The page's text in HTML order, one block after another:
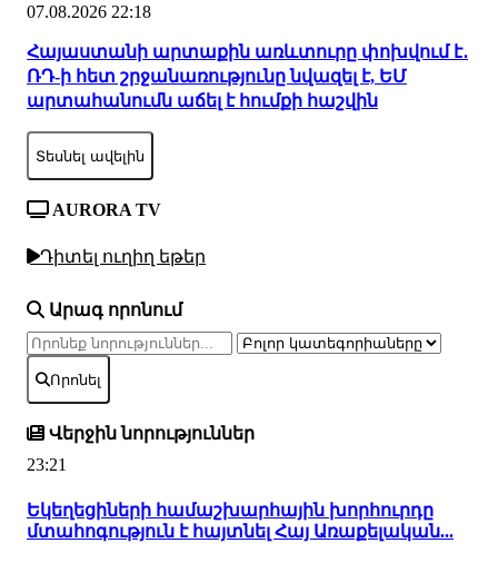
07.08.2026 22:18
Հայաստանի արտաքին առևտուրը փոխվում է․
ՌԴ-ի հետ շրջանառությունը նվազել է, ԵՄ
արտահանումն աճել է հումքի հաշվին
Տեսնել ավելին
AURORA TV
Դիտել ուղիղ եթեր
Արագ որոնում
Որոնել
Վերջին նորություններ
23:21
Եկեղեցիների համաշխարհային խորհուրդը
մտահոգություն է հայտնել Հայ Առաքելական...